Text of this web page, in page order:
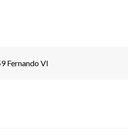
Fernando VI